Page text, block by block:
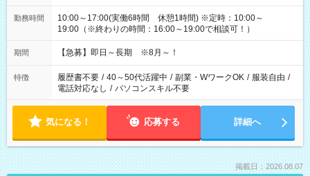
勤務時間
10:00～17:00(実働6時間 休憩1時間) ※定時：10:00～
19:00（※終わりの時間：16:00～19:00で相談可！）
期間 【急募】即日～長期 ※8月～！
特徴 履歴書不要 / 40～50代活躍中 / 副業・WワークOK / 服装自由 /
電話対応なし / パソコンスキル不要
気になる！ 応募する 詳細へ
掲載日：2026.08.07